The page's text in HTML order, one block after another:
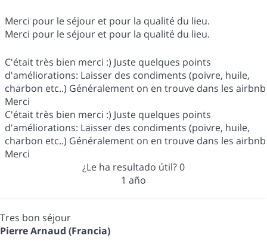
Merci pour le séjour et pour la qualité du lieu.
Merci pour le séjour et pour la qualité du lieu.
C'était très bien merci :) Juste quelques points
d'améliorations: Laisser des condiments (poivre, huile,
charbon etc..) Généralement on en trouve dans les airbnb
Merci
C'était très bien merci :) Juste quelques points
d'améliorations: Laisser des condiments (poivre, huile,
charbon etc..) Généralement on en trouve dans les airbnb
Merci
¿Le ha resultado útil?0
1 año
Tres bon séjour
Pierre Arnaud (Francia)